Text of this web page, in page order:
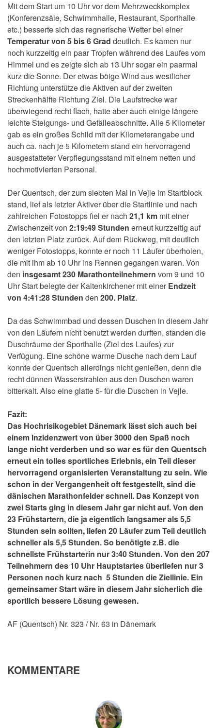
Mit dem Start um 10 Uhr vor dem Mehrzweckkomplex
(Konferenzsäle, Schwimmhalle, Restaurant, Sporthalle
etc.) besserte sich das regnerische Wetter bei einer
Temperatur von 5 bis 6 Grad deutlich. Es kamen nur
noch kurzzeitig ein paar Tropfen während des Laufes vom
Himmel und es zeigte sich ab 13 Uhr sogar ein paarmal
kurz die Sonne. Der etwas böige Wind aus westlicher
Richtung unterstütze die Aktiven auf der zweiten
Streckenhälfte Richtung Ziel. Die Laufstrecke war
überwiegend recht flach, hatte aber auch einige längere
leichte Steigungs- und Gefälleabschnitte. Alle 5 Kilometer
gab es ein großes Schild mit der Kilometerangabe und
auch ca. nach je 5 Kilometern stand ein hervorragend
ausgestatteter Verpflegungsstand mit einem netten und
hochmotivierten Personal.
Der Quentsch, der zum siebten Mal in Vejle im Startblock
stand, lief als letzter Aktiver über die Startlinie und nach
zahlreichen Fotostopps fiel er nach 21,1 km mit einer
Zwischenzeit von 2:19:49 Stunden erneut kurzzeitig auf
den letzten Platz zurück. Auf dem Rückweg, mit deutlich
weniger Fotostopps, konnte er noch 11 Läufer überholen,
die mit ihm ab 10 Uhr ins Rennen gegangen waren. Von
den insgesamt 230 Marathonteilnehmern vom 9 und 10
Uhr Start belegte der Kaltenkirchener mit einerEndzeit
von 4:41:28 Stunden den 200. Platz.
Da das Schwimmbad und dessen Duschen in diesem Jahr
von den Läufern nicht benutzt werden durften, standen die
Duschräume der Sporthalle (Ziel des Laufes) zur
Verfügung. Eine schöne warme Dusche nach dem Lauf
konnte der Quentsch allerdings nicht genießen, denn die
recht dünnen Wasserstrahlen aus den Duschen waren
bitterkalt. Also eine glatte 5- für die Duschen in Vejle.
Fazit:
Das Hochrisikogebiet Dänemark lässt sich auch bei
einem Inzidenzwert von über 3000 den Spaß noch
lange nicht verderben und so war es für den Quentsch
erneut ein tolles sportliches Erlebnis, ein Teil dieser
hervorragend organisierten Veranstaltung zu sein. Wie
schon in der Vergangenheit oft festgestellt, sind die
dänischen Marathonfelder schnell. Das Konzept von
zwei Starts ging in diesem Jahr gar nicht auf. Von den
23 Frühstartern, die ja eigentlich langsamer als 5,5
Stunden sein sollten, liefen 20 Läufer zum Teil deutlich
schneller als 5,5 Stunden. So benötigte z.B. die
schnellste Frühstarterin nur 3:40 Stunden. Von den 207
Teilnehmern des 10 Uhr Hauptstartes überliefen nur 3
Personen noch kurz nach 5 Stunden die Ziellinie. Ein
gemeinsamer Start wäre in diesem Jahr sicherlich die
sportlich bessere Lösung gewesen.
AF (Quentsch) Nr. 323 / Nr. 63 in Dänemark
KOMMENTARE